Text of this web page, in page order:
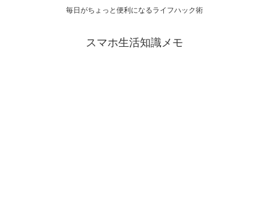
毎日がちょっと便利になるライフハック術
スマホ生活知識メモ